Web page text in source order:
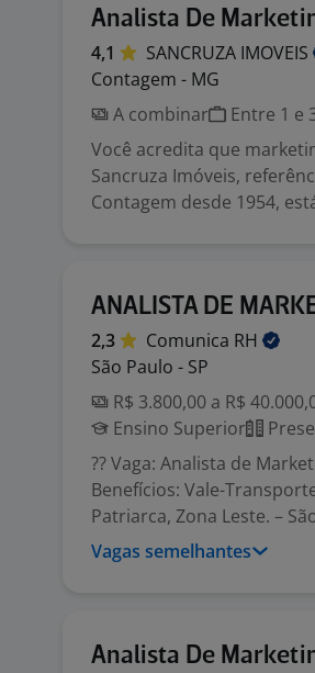
Analista De
4,1 SANCRUZA IMOVEIS
Contagem - MG
A combinar
Entre 1 e
Você acredita que
Sancruza Imóveis,
Contagem desde 1954,
ANALISTA DE
2,3 Comunica RH
São Paulo - SP
R$ 3.800,00 a R$
Ensino Superior
?? Vaga: Analista de
Benefícios: Vale-
Patriarca, Zona Leste. –
Vagas semelhantes
Analista De